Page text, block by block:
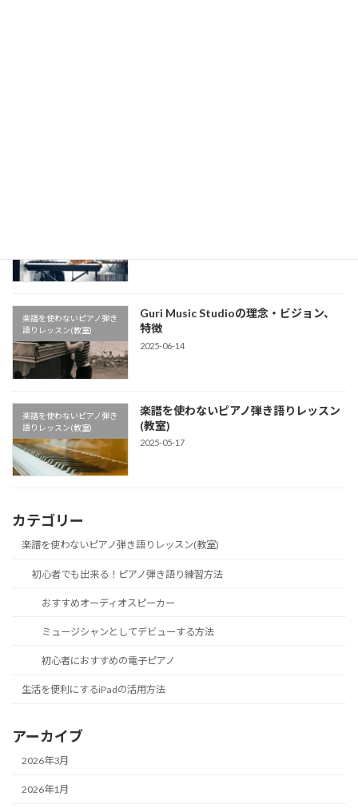
楽譜を使わないピアノ弾き
語りレッスン(教室)
Guri Music Studioの理念・ビジョン、
特徴
2025-06-14
楽譜を使わないピアノ弾き
語りレッスン(教室)
楽譜を使わないピアノ弾き語りレッスン
(教室)
2025-05-17
カテゴリー
楽譜を使わないピアノ弾き語りレッスン(教室)
初心者でも出来る！ピアノ弾き語り練習方法
おすすめオーディオスピーカー
ミュージシャンとしてデビューする方法
初心者におすすめの電子ピアノ
生活を便利にするiPadの活用方法
アーカイブ
2026年3月
2026年1月